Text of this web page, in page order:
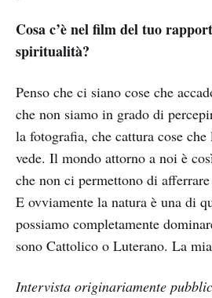
Cosa c’è nel film del tuo
spiritualità?
Penso che ci siano cose che
che non siamo in grado di
la fotografia, che cattura cose
vede. Il mondo attorno a noi è
che non ci permettono di
E ovviamente la natura è una di
possiamo completamente
sono Cattolico o Luterano. La
Intervista originariamente